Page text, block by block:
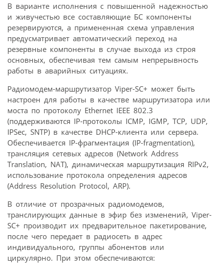
В варианте исполнения с повышенной надежностью
и живучестью все составляющие БС компоненты
резервируются, а примененная схема управления
предусматривает автоматический переход на
резервные компоненты в случае выхода из строя
основных, обеспечивая тем самым непрерывность
работы в аварийных ситуациях.
Радиомодем-маршрутизатор Viper-SC+ может быть
настроен для работы в качестве маршрутизатора или
моста по протоколу Ethernet IEEE 802.3
(поддерживаются IP-протоколы ICMP, IGMP, TCP, UDP,
IPSec, SNTP) в качестве DHCP-клиента или сервера.
Обеспечивается IP-фрагментация (IP-fragmentation),
трансляция сетевых адресов (Network Address
Translation, NAT), динамическая маршрутизация RIPv2,
использование протокола определения адресов
(Address Resolution Protocol, ARP).
В отличие от прозрачных радиомодемов,
транслирующих данные в эфир без изменений, Viper-
SC+ производит их предварительное пакетирование,
после чего передает в радиосеть в адрес
индивидуального, группы абонентов или
циркулярно. При этом обеспечиваются: